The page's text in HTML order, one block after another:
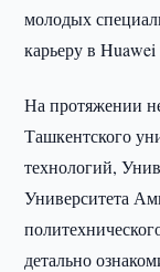
молодых
карьеру в
На протяжении
Ташкентского
технологий,
Университета
детально